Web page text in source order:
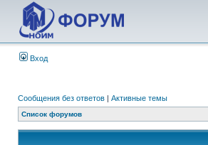
Вход
Сообщения без ответов | Активные темы
Список форумов